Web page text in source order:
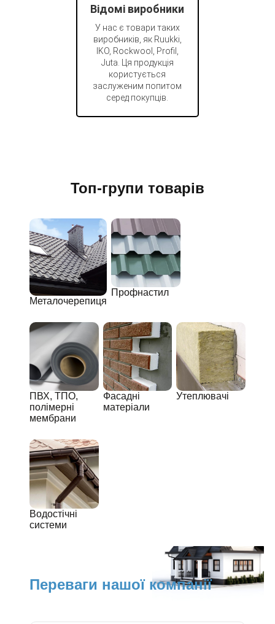
Відомі виробники
У нас є товари таких
виробників, як Ruukki,
IKO, Rockwool, Profil,
Juta. Ця продукція
користується
заслуженим попитом
серед покупців.
Топ-групи товарів
Металочерепиця
Профнастил
ПВХ, ТПО,
полімерні
мембрани
Фасадні
матеріали
Утеплювачі
Водостічні
системи
Переваги нашої компанії